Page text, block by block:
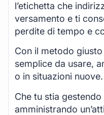
l’etichetta che
versamento e ti
perdite di tempo e
Con il metodo
semplice da usare,
o in situazioni nuove.
Che tu stia gestendo
amministrando